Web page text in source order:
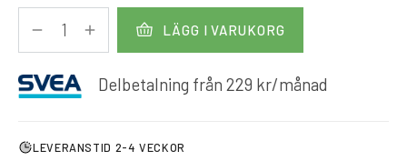
LÄGG I VARUKORG
Delbetalning från 229 kr/månad
LEVERANSTID 2-4 VECKOR